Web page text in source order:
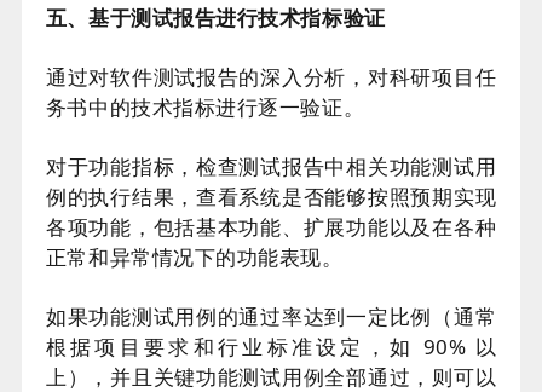
五、基于测试报告进行技术指标验证
通过对软件测试报告的深入分析，对科研项目任
务书中的技术指标进行逐一验证。
对于功能指标，检查测试报告中相关功能测试用
例的执行结果，查看系统是否能够按照预期实现
各项功能，包括基本功能、扩展功能以及在各种
正常和异常情况下的功能表现。
如果功能测试用例的通过率达到一定比例（通常
根据项目要求和行业标准设定，如 90% 以
上），并且关键功能测试用例全部通过，则可以